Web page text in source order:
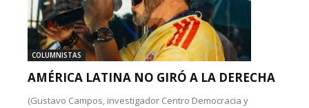
COLUMNISTAS
AMÉRICA LATINA NO GIRÓ A LA DERECHA
(Gustavo Campos, investigador Centro Democracia y